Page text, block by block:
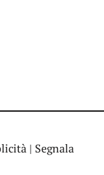
| Segnala